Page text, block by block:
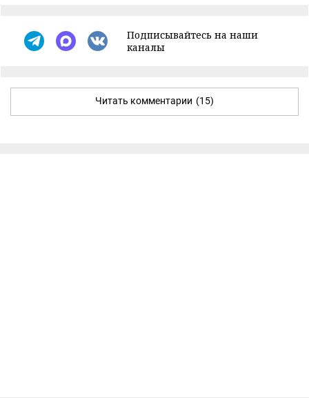
Подписывайтесь на наши
каналы
Читать комментарии (15)